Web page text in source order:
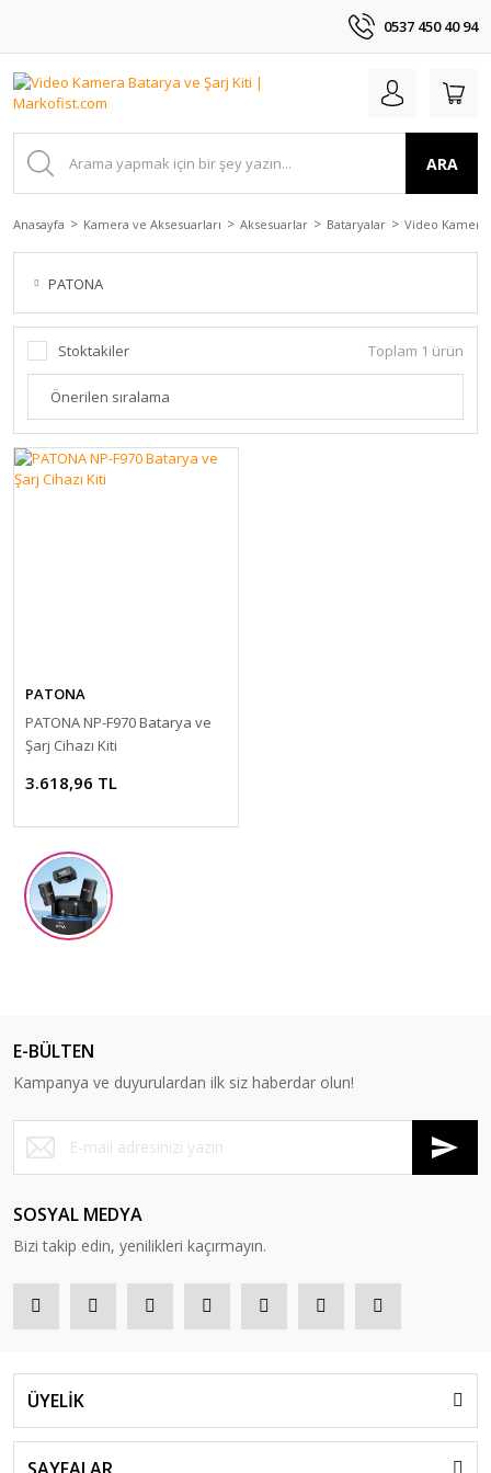
0537 450 40 94
ARA
Anasayfa Kamera ve Aksesuarları Aksesuarlar Bataryalar Video Kamera
PATONA
Stoktakiler Toplam 1 ürün
PATONA
PATONA NP-F970 Batarya ve
Şarj Cihazı Kiti
3.618,96 TL
E-BÜLTEN
Kampanya ve duyurulardan ilk siz haberdar olun!
SOSYAL MEDYA
Bizi takip edin, yenilikleri kaçırmayın.
ÜYELİK